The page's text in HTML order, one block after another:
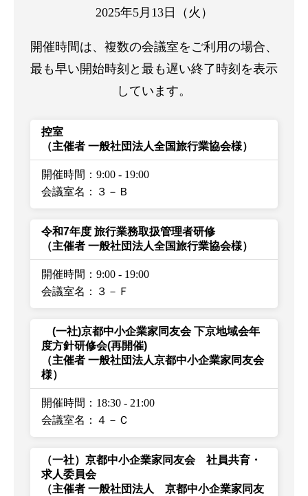
2025年5月13日（火）
開催時間は、複数の会議室をご利用の場合、
最も早い開始時刻と最も遅い終了時刻を表示
しています。
控室
（主催者 一般社団法人全国旅行業協会様）
開催時間：9:00 - 19:00
会議室名：３－Ｂ
令和7年度 旅行業務取扱管理者研修
（主催者 一般社団法人全国旅行業協会様）
開催時間：9:00 - 19:00
会議室名：３－Ｆ
(一社)京都中小企業家同友会 下京地域会年
度方針研修会(再開催)
（主催者 一般社団法人京都中小企業家同友会
様）
開催時間：18:30 - 21:00
会議室名：４－Ｃ
（一社）京都中小企業家同友会 社員共育・
求人委員会
（主催者 一般社団法人 京都中小企業家同友